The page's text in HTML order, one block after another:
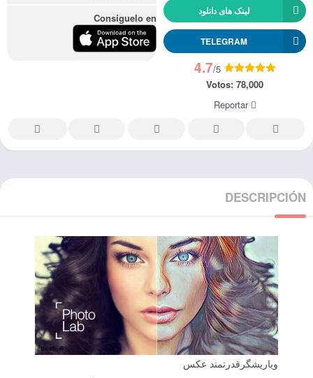
لینک های دانلود
TELEGRAM
4.7/5
Votos: 78,000
Reportar
Consíguelo en
DESCRIPCIÓN
ویاریشگرقدرتمند عکس